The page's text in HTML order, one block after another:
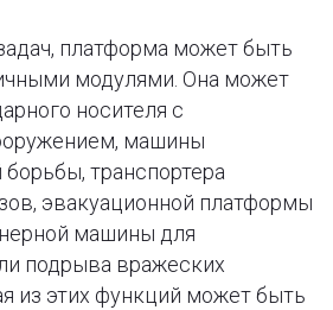
платформа может быть
модулями. Она может
носителя с
машины
транспортера
эвакуационной платформы
машины для
подрыва вражеских
из этих функций может быть